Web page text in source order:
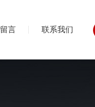
言 联系我们